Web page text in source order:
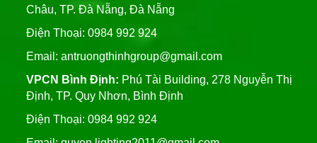
Châu, TP. Đà Nẵng, Đà Nẵng
Điện Thoại: 0984 992 924
Email: antruongthinhgroup@gmail.com
VPCN Bình Định: Phú Tài Building, 278 Nguyễn Thị
Định, TP. Quy Nhơn, Bình Định
Điện Thoại: 0984 992 924